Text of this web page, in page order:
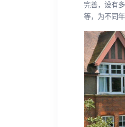
完善，设有
等，为不同